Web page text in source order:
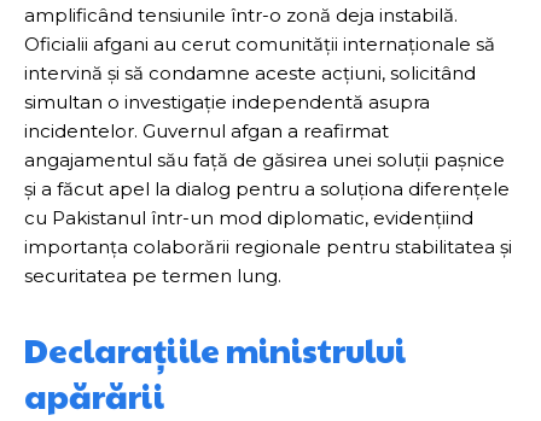
amplificând tensiunile într-o zonă deja instabilă.
Oficialii afgani au cerut comunității internaționale să
intervină și să condamne aceste acțiuni, solicitând
simultan o investigație independentă asupra
incidentelor. Guvernul afgan a reafirmat
angajamentul său față de găsirea unei soluții pașnice
și a făcut apel la dialog pentru a soluționa diferențele
cu Pakistanul într-un mod diplomatic, evidențiind
importanța colaborării regionale pentru stabilitatea și
securitatea pe termen lung.
Declarațiile ministrului
apărării